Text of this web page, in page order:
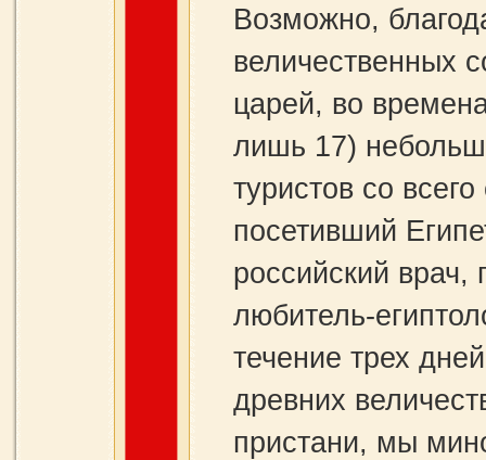
Возможно,
величественных
царей, во
лишь 17)
туристов со
посетивший
российский врач,
течение трех
древних
пристани, мы